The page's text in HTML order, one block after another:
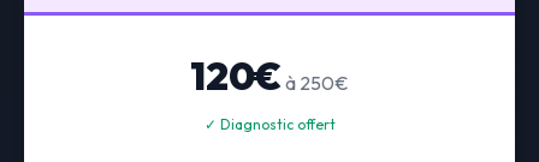
120€ à 250€
✓ Diagnostic offert